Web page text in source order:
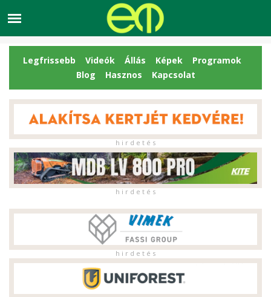
Legfrissebb Videók Állás Képek
Programok
Blog
Hasznos Kapcsolat
h i r d e t é s
h i r d e t é s
h i r d e t é s